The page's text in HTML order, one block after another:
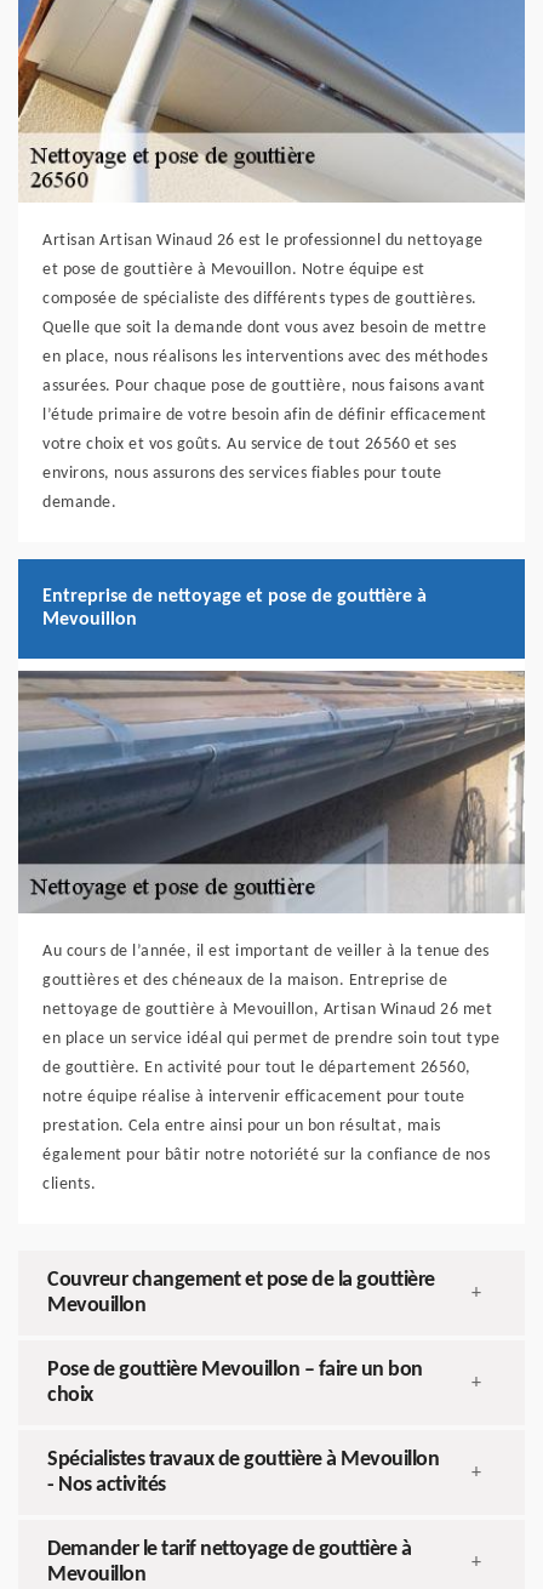
Artisan Artisan Winaud 26 est le professionnel du nettoyage
et pose de gouttière à Mevouillon. Notre équipe est
composée de spécialiste des différents types de gouttières.
Quelle que soit la demande dont vous avez besoin de mettre
en place, nous réalisons les interventions avec des méthodes
assurées. Pour chaque pose de gouttière, nous faisons avant
l’étude primaire de votre besoin afin de définir efficacement
votre choix et vos goûts. Au service de tout 26560 et ses
environs, nous assurons des services fiables pour toute
demande.
Entreprise de nettoyage et pose de gouttière à
Mevouillon
Au cours de l’année, il est important de veiller à la tenue des
gouttières et des chéneaux de la maison. Entreprise de
nettoyage de gouttière à Mevouillon, Artisan Winaud 26 met
en place un service idéal qui permet de prendre soin tout type
de gouttière. En activité pour tout le département 26560,
notre équipe réalise à intervenir efficacement pour toute
prestation. Cela entre ainsi pour un bon résultat, mais
également pour bâtir notre notoriété sur la confiance de nos
clients.
Couvreur changement et pose de la gouttière
Mevouillon
+
Pose de gouttière Mevouillon – faire un bon
choix
+
Spécialistes travaux de gouttière à Mevouillon
- Nos activités
+
Demander le tarif nettoyage de gouttière à
Mevouillon
+